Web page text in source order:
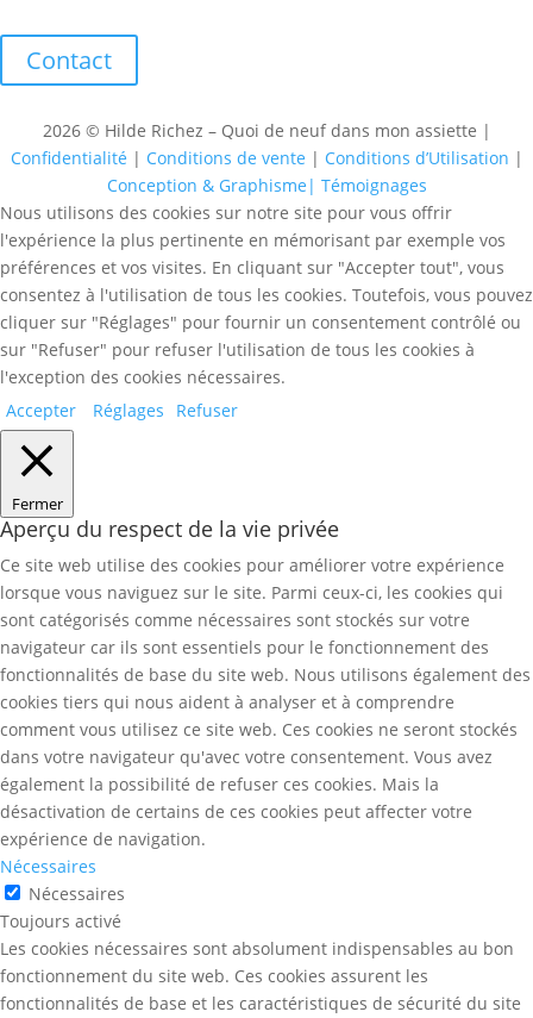
Contact
2026 © Hilde Richez – Quoi de neuf dans mon assiette |
Confidentialité | Conditions de vente | Conditions d’Utilisation |
Conception & Graphisme| Témoignages
Nous utilisons des cookies sur notre site pour vous offrir
l'expérience la plus pertinente en mémorisant par exemple vos
préférences et vos visites. En cliquant sur "Accepter tout", vous
consentez à l'utilisation de tous les cookies. Toutefois, vous pouvez
cliquer sur "Réglages" pour fournir un consentement contrôlé ou
sur "Refuser" pour refuser l'utilisation de tous les cookies à
l'exception des cookies nécessaires.
Accepter
Réglages Refuser
Fermer
Aperçu du respect de la vie privée
Ce site web utilise des cookies pour améliorer votre expérience
lorsque vous naviguez sur le site. Parmi ceux-ci, les cookies qui
sont catégorisés comme nécessaires sont stockés sur votre
navigateur car ils sont essentiels pour le fonctionnement des
fonctionnalités de base du site web. Nous utilisons également des
cookies tiers qui nous aident à analyser et à comprendre
comment vous utilisez ce site web. Ces cookies ne seront stockés
dans votre navigateur qu'avec votre consentement. Vous avez
également la possibilité de refuser ces cookies. Mais la
désactivation de certains de ces cookies peut affecter votre
expérience de navigation.
Nécessaires
Nécessaires
Toujours activé
Les cookies nécessaires sont absolument indispensables au bon
fonctionnement du site web. Ces cookies assurent les
fonctionnalités de base et les caractéristiques de sécurité du site